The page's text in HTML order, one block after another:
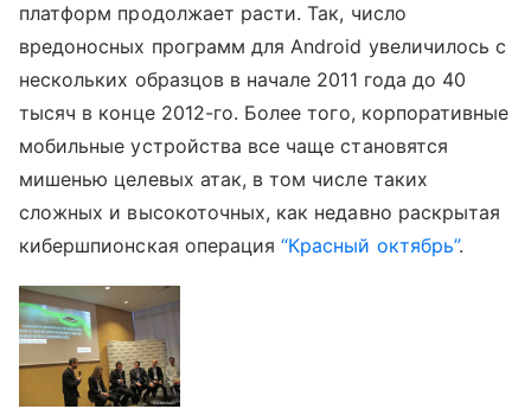
платформ продолжает расти. Так, число
вредоносных программ для Android увеличилось с
нескольких образцов в начале 2011 года до 40
тысяч в конце 2012-го. Более того, корпоративные
мобильные устройства все чаще становятся
мишенью целевых атак, в том числе таких
сложных и высокоточных, как недавно раскрытая
кибершпионская операция“Красный октябрь”.